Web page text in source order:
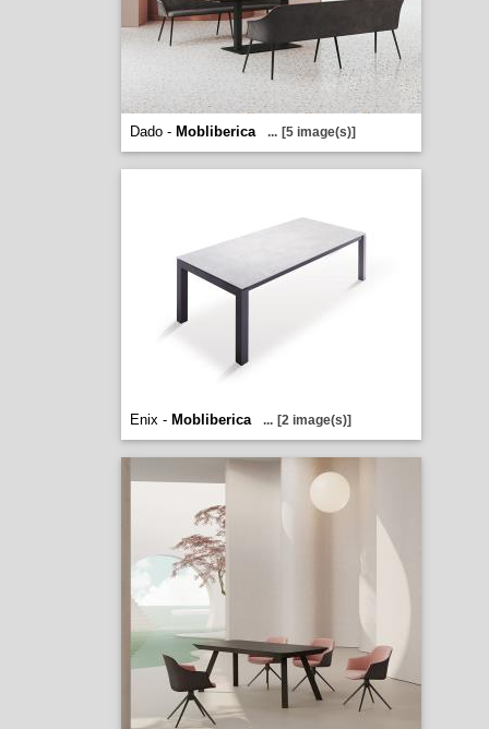
Dado - Mobliberica ... [5 image(s)]
Enix - Mobliberica ... [2 image(s)]